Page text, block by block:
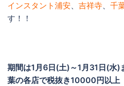
インスタント浦安、 吉祥寺、 千
す！！
期間は1月6日(土)～1月31日(水)
葉の各店で税抜き10000円以上